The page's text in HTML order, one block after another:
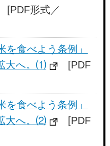
[PDF形式／
を食べよう条例」
大へ。⑴
[PDF
を食べよう条例」
大へ。⑵
[PDF